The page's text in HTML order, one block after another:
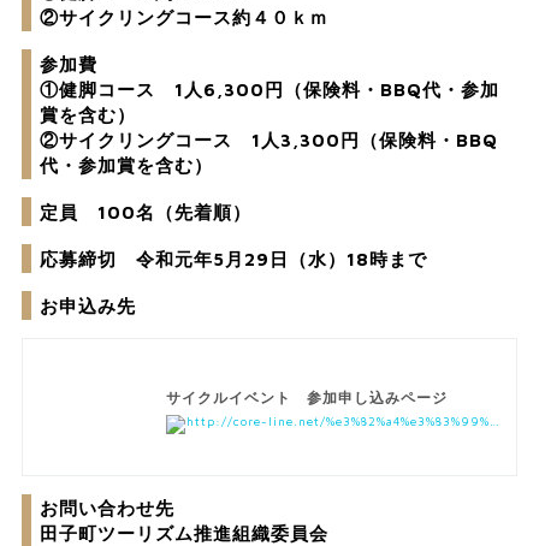
②サイクリングコース約４０ｋｍ
参加費
①健脚コース 1人6,300円（保険料・BBQ代・参加
賞を含む）
②サイクリングコース 1人3,300円（保険料・BBQ
代・参加賞を含む）
定員 100名（先着順）
応募締切 令和元年5月29日（水）18時まで
お申込み先
サイクルイベント 参加申し込みページ
http://core-line.net/%e3%82%a4%e3%83%99%e3%83%b3%e3%83%88%e6%83%85%e5%a0%b1.html
お問い合わせ先
田子町ツーリズム推進組織委員会